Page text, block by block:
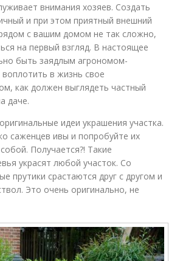
внимания хозяев. Создать
и при этом приятный внешний
с вашим домом не так сложно,
на первый взгляд. В настоящее
быть заядлым агрономом-
в жизнь свое
как должен выглядеть частный
даче.
идеи украшения участка.
саженцев ивы и попробуйте их
Получается?! Такие
украсят любой участок. Со
прутики срастаются друг с другом и
Это очень оригинально, не